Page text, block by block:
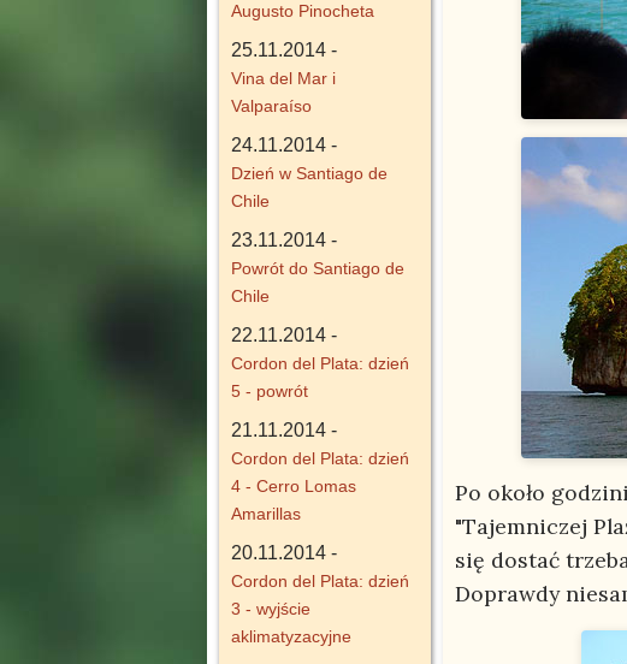
Augusto Pinocheta
25.11.2014 -
Vina del Mar i
Valparaíso
24.11.2014 -
Dzień w Santiago de
Chile
23.11.2014 -
Powrót do Santiago de
Chile
22.11.2014 -
Cordon del Plata: dzień
5 - powrót
21.11.2014 -
Cordon del Plata: dzień
4 - Cerro Lomas
Amarillas
20.11.2014 -
Cordon del Plata: dzień
3 - wyjście
aklimatyzacyjne
Po około
"Tajemniczej
się dostać
Doprawdy